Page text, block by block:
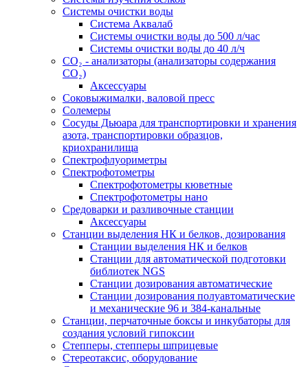
Системы очистки воды
Система Аквалаб
Системы очистки воды до 500 л/час
Системы очистки воды до 40 л/ч
СО₂ - анализаторы (анализаторы содержания
СО₂)
Аксессуары
Соковыжималки, валовой пресс
Солемеры
Сосуды Дьюара для транспортировки и хранения
азота, транспортировки образцов,
криохранилища
Спектрофлуориметры
Спектрофотометры
Спектрофотометры кюветные
Спектрофотометры нано
Средоварки и разливочные станции
Аксессуары
Станции выделения НК и белков, дозирования
Станции выделения НК и белков
Станции для автоматической подготовки
библиотек NGS
Станции дозирования автоматические
Станции дозирования полуавтоматические
и механические 96 и 384-канальные
Станции, перчаточные боксы и инкубаторы для
создания условий гипоксии
Степперы, степперы шприцевые
Стереотаксис, оборудование